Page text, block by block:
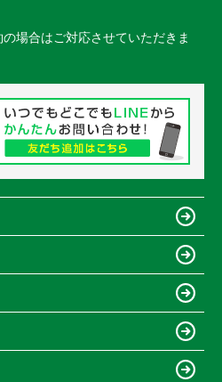
場合はご対応させていただきま